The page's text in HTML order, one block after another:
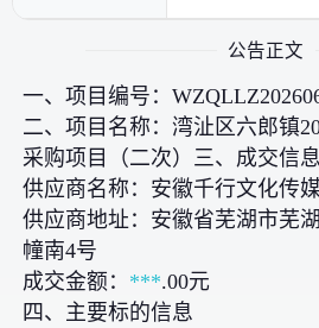
公告正文
一、项目编号：
二、项目名称：湾沚区六郎镇
采购项目（二次）三、成交信息
供应商名称：安徽千行文化传
供应商地址：安徽省芜湖市芜
幢南4号
成交金额： ***.00元
四、主要标的信息